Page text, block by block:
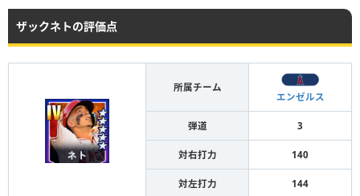
ザックネトの評価点
所属チーム
エンゼルス
弾道 3
対右打力 140
対左打力 144